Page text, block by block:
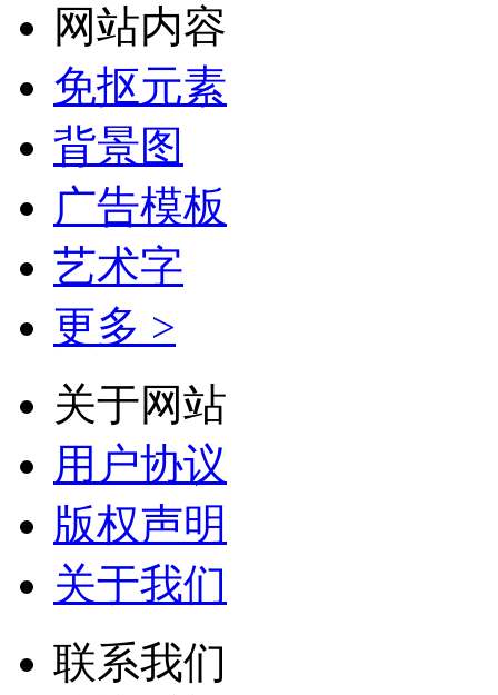
网站内容
免抠元素
背景图
广告模板
艺术字
更多 >
关于网站
用户协议
版权声明
关于我们
联系我们